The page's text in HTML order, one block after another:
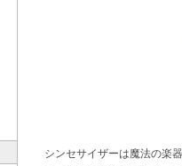
シンセサイザーは魔法の楽